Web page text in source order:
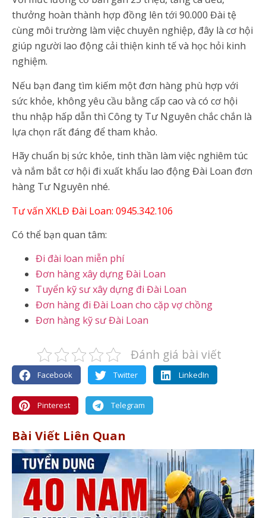
thưởng hoàn thành hợp đồng lên tới 90.000 Đài tệ
cùng môi trường làm việc chuyên nghiệp, đây là cơ hội
giúp người lao động cải thiện kinh tế và học hỏi kinh
nghiệm.
Nếu bạn đang tìm kiếm một đơn hàng phù hợp với
sức khỏe, không yêu cầu bằng cấp cao và có cơ hội
thu nhập hấp dẫn thì Công ty Tư Nguyên chắc chắn là
lựa chọn rất đáng để tham khảo.
Hãy chuẩn bị sức khỏe, tinh thần làm việc nghiêm túc
và nắm bắt cơ hội đi xuất khẩu lao động Đài Loan đơn
hàng Tư Nguyên nhé.
Tư vấn XKLĐ Đài Loan: 0945.342.106
Có thể bạn quan tâm:
Đi đài loan miễn phí
Đơn hàng xây dựng Đài Loan
Tuyển kỹ sư xây dựng đi Đài Loan
Đơn hàng đi Đài Loan cho cặp vợ chồng
Đơn hàng kỹ sư Đài Loan
Đánh giá bài viết
Facebook Twitter LinkedIn
Pinterest Telegram
Bài Viết Liên Quan